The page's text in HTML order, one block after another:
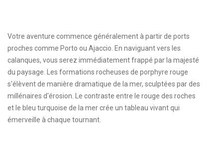
Votre aventure commence généralement à partir de ports
proches comme Porto ou Ajaccio. En naviguant vers les
calanques, vous serez immédiatement frappé par la majesté
du paysage. Les formations rocheuses de porphyre rouge
s'élèvent de manière dramatique de la mer, sculptées par des
millénaires d'érosion. Le contraste entre le rouge des roches
et le bleu turquoise de la mer crée un tableau vivant qui
émerveille à chaque tournant.